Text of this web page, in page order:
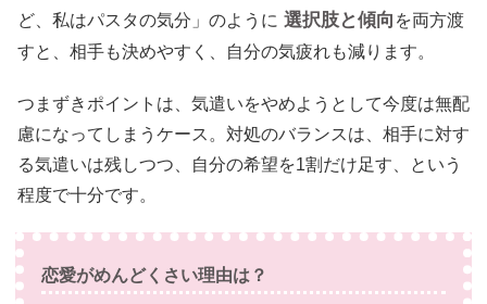
ど、私はパスタの気分」のように 選択肢と傾向 を両方渡
すと、相手も決めやすく、自分の気疲れも減ります。
つまずきポイントは、気遣いをやめようとして今度は無配
慮になってしまうケース。対処のバランスは、相手に対す
る気遣いは残しつつ、自分の希望を1割だけ足す、という
程度で十分です。
恋愛がめんどくさい理由は？